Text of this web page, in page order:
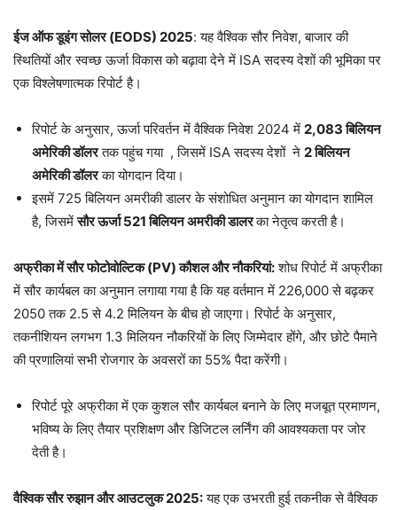
ईज ऑफ डूइंग सोलर (EODS) 2025: यह वैश्विक सौर निवेश, बाजार की
स्थितियों और स्वच्छ ऊर्जा विकास को बढ़ावा देने में ISA सदस्य देशों की भूमिका पर
एक विश्लेषणात्मक रिपोर्ट है।
रिपोर्ट के अनुसार, ऊर्जा परिवर्तन में वैश्विक निवेश 2024 में 2,083 बिलियन
अमेरिकी डॉलरतक पहुंच गया , जिसमें ISA सदस्य देशों ने 2 बिलियन
अमेरिकी डॉलरका योगदान दिया।
इसमें 725 बिलियन अमरीकी डालर के संशोधित अनुमान का योगदान शामिल
है, जिसमेंसौर ऊर्जा 521 बिलियन अमरीकी डालरका नेतृत्व करती है।
अफ्रीका में सौर फोटोवोल्टिक (PV) कौशल और नौकरियां:शोध रिपोर्ट में अफ्रीका
में सौर कार्यबल का अनुमान लगाया गया है कि यह वर्तमान में 226,000 से बढ़कर
2050 तक 2.5 से 4.2 मिलियन के बीच हो जाएगा। रिपोर्ट के अनुसार,
तकनीशियन लगभग 1.3 मिलियन नौकरियों के लिए जिम्मेदार होंगे, और छोटे पैमाने
की प्रणालियां सभी रोजगार के अवसरों का 55% पैदा करेंगी।
रिपोर्ट पूरे अफ्रीका में एक कुशल सौर कार्यबल बनाने के लिए मजबूत प्रमाणन,
भविष्य के लिए तैयार प्रशिक्षण और डिजिटल लर्निंग की आवश्यकता पर जोर
देती है।
वैश्विक सौर रुझान और आउटलुक 2025:यह एक उभरती हुई तकनीक से वैश्विक